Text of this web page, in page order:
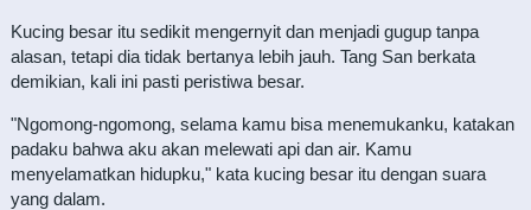
Kucing besar itu sedikit mengernyit dan menjadi gugup tanpa
alasan, tetapi dia tidak bertanya lebih jauh. Tang San berkata
demikian, kali ini pasti peristiwa besar.
"Ngomong-ngomong, selama kamu bisa menemukanku, katakan
padaku bahwa aku akan melewati api dan air. Kamu
menyelamatkan hidupku," kata kucing besar itu dengan suara
yang dalam.